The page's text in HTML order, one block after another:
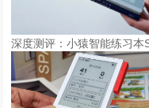
深度测评：小猿智能练习本